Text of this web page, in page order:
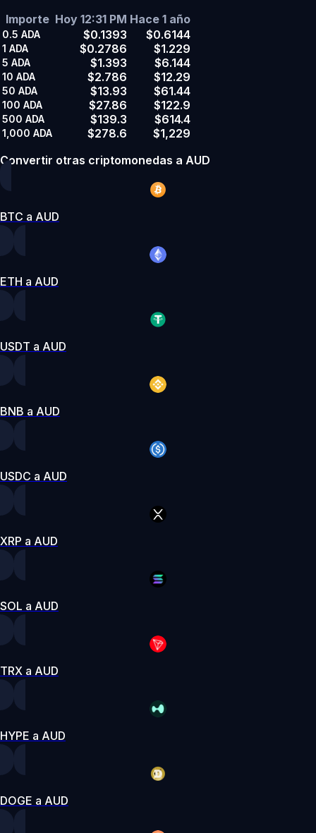
Importe Hoy 12:31 PM Hace 1 año
0.5 ADA $0.1393 $0.6144
1 ADA $0.2786 $1.229
5 ADA $1.393 $6.144
10 ADA $2.786 $12.29
50 ADA $13.93 $61.44
100 ADA $27.86 $122.9
500 ADA $139.3 $614.4
1,000 ADA $278.6
$1,229
Convertir otras criptomonedas a AUD
BTC a AUD
ETH a AUD
USDT a AUD
BNB a AUD
USDC a AUD
XRP a AUD
SOL a AUD
TRX a AUD
HYPE a AUD
DOGE a AUD